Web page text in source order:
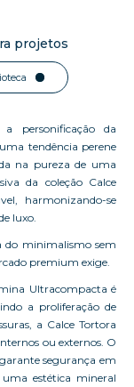
projetos
personificação da
tendência perene
na pureza de uma
da coleção Calce
harmonizando-se
luxo.
do minimalismo sem
premium exige.
Ultracompacta é
a proliferação de
a Calce Tortora
ou externos. O
segurança em
estética mineral